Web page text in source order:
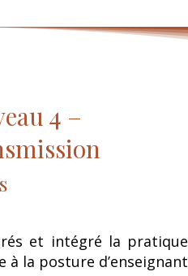
4 –
et intégré la pratique
à la posture d’enseignant